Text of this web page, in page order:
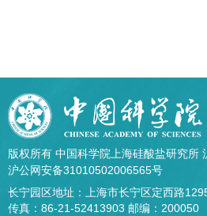
版权所有 中国科学院上海硅酸盐研究所
沪公网安备31010502006565号
长宁园区地址：上海市长宁区定西路
传真：86-21-52413903 邮编：200050